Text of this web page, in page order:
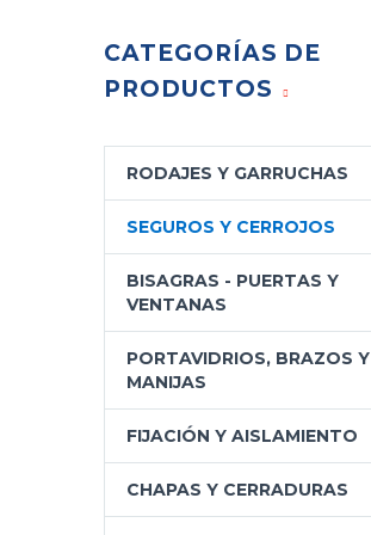
CATEGORÍAS DE
PRODUCTOS
RODAJES Y GARRUCHAS
SEGUROS Y CERROJOS
BISAGRAS - PUERTAS Y
VENTANAS
PORTAVIDRIOS, BRAZOS Y
MANIJAS
FIJACIÓN Y AISLAMIENTO
CHAPAS Y CERRADURAS